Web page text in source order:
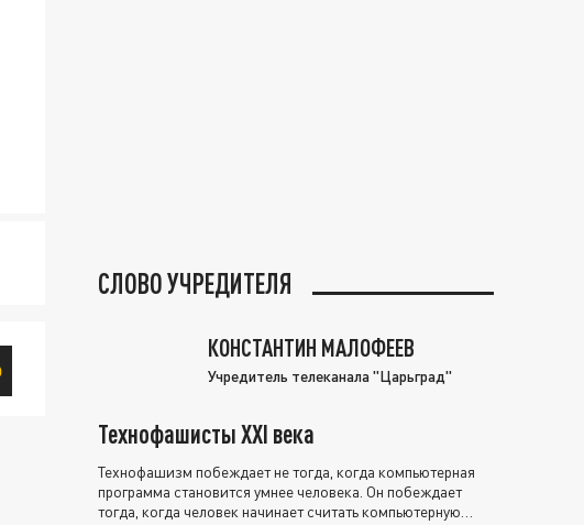
СЛОВО УЧРЕДИТЕЛЯ
КОНСТАНТИН МАЛОФЕЕВ
Учредитель телеканала "Царьград"
Технофашисты XXI века
Технофашизм побеждает не тогда, когда компьютерная
программа становится умнее человека. Он побеждает
тогда, когда человек начинает считать компьютерную